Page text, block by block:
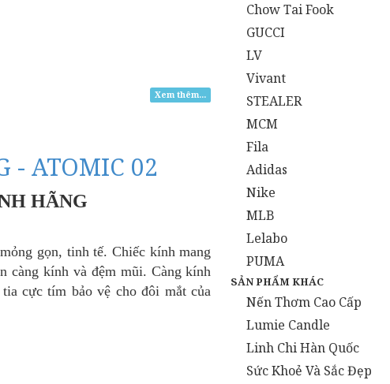
Xem thêm...
- ATOMIC 02
HÃNG
gọn, tinh tế. Chiếc kính mang
càng kính và đệm mũi. Càng kính
cực tím bảo vệ cho đôi mắt của
Chow Tai Fook
GUCCI
LV
Vivant
STEALER
MCM
Fila
Adidas
Nike
MLB
Lelabo
PUMA
SẢN PHẨM KHÁC
Nến Thơm Cao Cấp
Lumie Candle
Linh Chi Hàn Quốc
Sức Khoẻ Và Sắc Đẹp